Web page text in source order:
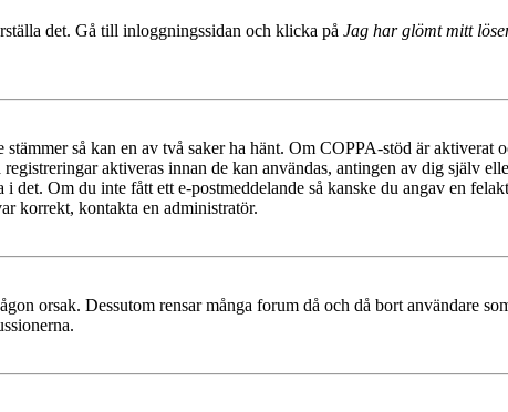
det. Gå till inloggningssidan och klicka på Jag har glömt mitt
så kan en av två saker ha hänt. Om COPPA-stöd är aktiverat
aktiveras innan de kan användas, antingen av dig själv
Om du inte fått ett e-postmeddelande så kanske du angav en
korrekt, kontakta en administratör.
orsak. Dessutom rensar många forum då och då bort användare